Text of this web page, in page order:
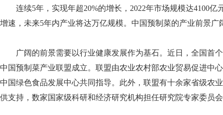
连续5年，实现年超20%的增长，2022年市场规模达4100亿
增速，未来5年内产业将达万亿规模。中国预制菜的产业前景广
广阔的前景需要以行业健康发展作为基石。近日，全国首
中国预制菜产业联盟成立。联盟由农业农村部农业贸易促进中
中国绿色食品发展中心共同指导。此外，联盟有十余家省级农
供支持，数家国家级科研和经济研究机构担任研究院专家委员